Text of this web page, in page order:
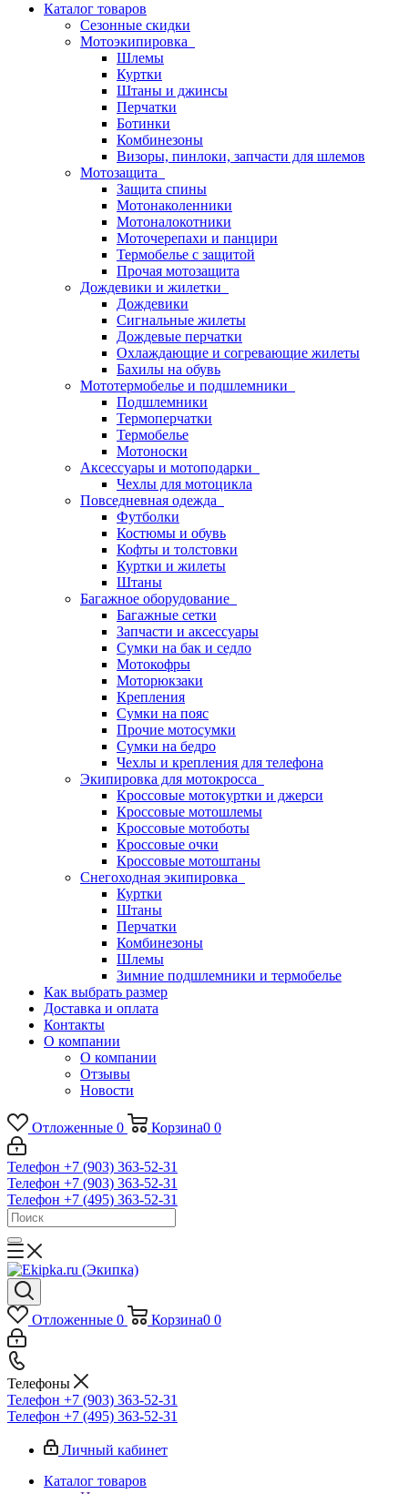
Каталог товаров
Сезонные скидки
Мотоэкипировка
Шлемы
Куртки
Штаны и джинсы
Перчатки
Ботинки
Комбинезоны
Визоры, пинлоки, запчасти для шлемов
Мотозащита
Защита спины
Мотонаколенники
Мотоналокотники
Моточерепахи и панцири
Термобелье с защитой
Прочая мотозащита
Дождевики и жилетки
Дождевики
Сигнальные жилеты
Дождевые перчатки
Охлаждающие и согревающие жилеты
Бахилы на обувь
Мототермобелье и подшлемники
Подшлемники
Термоперчатки
Термобелье
Мотоноски
Аксессуары и мотоподарки
Чехлы для мотоцикла
Повседневная одежда
Футболки
Костюмы и обувь
Кофты и толстовки
Куртки и жилеты
Штаны
Багажное оборудование
Багажные сетки
Запчасти и аксессуары
Сумки на бак и седло
Мотокофры
Моторюкзаки
Крепления
Сумки на пояс
Прочие мотосумки
Сумки на бедро
Чехлы и крепления для телефона
Экипировка для мотокросса
Кроссовые мотокуртки и джерси
Кроссовые мотошлемы
Кроссовые мотоботы
Кроссовые очки
Кроссовые мотоштаны
Снегоходная экипировка
Куртки
Штаны
Перчатки
Комбинезоны
Шлемы
Зимние подшлемники и термобелье
Как выбрать размер
Доставка и оплата
Контакты
О компании
О компании
Отзывы
Новости
Отложенные 0 Корзина0 0
Телефон +7 (903) 363-52-31
Телефон +7 (903) 363-52-31
Телефон +7 (495) 363-52-31
Отложенные 0 Корзина0 0
Телефоны
Телефон +7 (903) 363-52-31
Телефон +7 (495) 363-52-31
Личный кабинет
Каталог товаров